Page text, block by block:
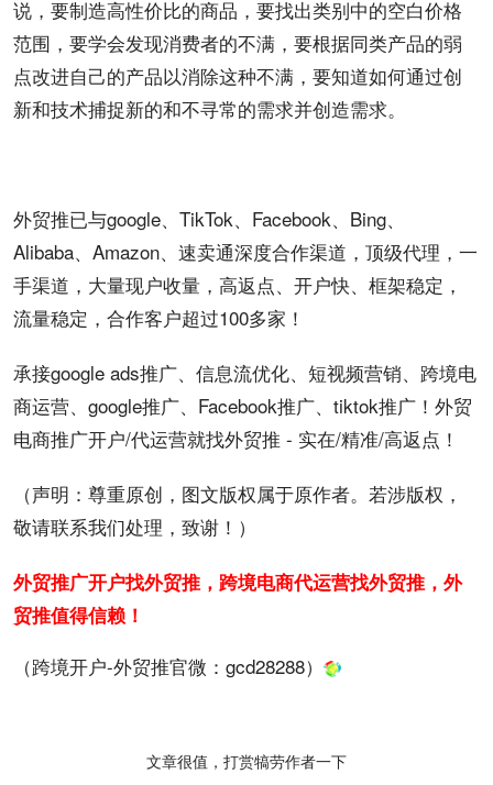
说，要制造高性价比的商品，要找出类别中的空白价格
范围，要学会发现消费者的不满，要根据同类产品的弱
点改进自己的产品以消除这种不满，要知道如何通过创
新和技术捕捉新的和不寻常的需求并创造需求。
外贸推已与google、 TikTok、 Facebook、Bing、
Alibaba、Amazon、速卖通深度合作渠道，顶级代理，一
手渠道，大量现户收量， 高返点、 开户快、框架稳定，
流量稳定，合作客户超过100多家！
承接google ads推广、 信息流优化、短视频营销、跨境电
商运营、google推广、Facebook推广、tiktok推广！外贸
电商推广开户/代运营就找外贸推 - 实在/精准/高返点！
（声明：尊重原创，图文版权属于原作者。若涉版权，
敬请联系我们处理，致谢！）
外贸推广开户找外贸推，跨境电商代运营找外贸推，外
贸推值得信赖！
（跨境开户-外贸推官微： gcd28288）
文章很值，打赏犒劳作者一下